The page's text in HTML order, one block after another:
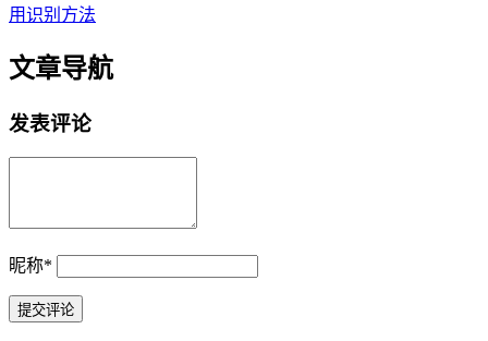
用识别方法
文章导航
发表评论
昵称*